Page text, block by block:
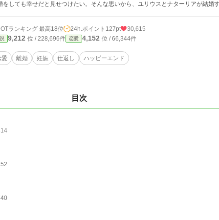
をしても幸せだと見せつけたい。そんな思いから、ユリウスとナターリアが結婚
ランキング 最高18位 24h.ポイント 127pt 30,615
9,212 位 / 228,696件 恋愛 4,152 位 / 66,344件
愛 離婚 妊娠 仕返し ハッピーエンド
目次